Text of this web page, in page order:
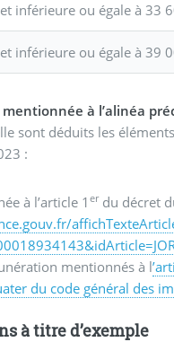
inférieure ou égale à 33
inférieure ou égale à 39
à l’alinéa
sont déduits les
:
à l’article 1erdu décret
mentionnés à l
du code général des
à titre d’exemple